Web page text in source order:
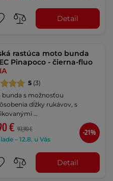
Detail
rastúca moto bunda
Pinapoco - čierna-fluo
5 (3)
bunda s možnosťou
dĺžky rukávov, s
…
€ 93,90 €
– 12.8. u Vás
-21%
Detail